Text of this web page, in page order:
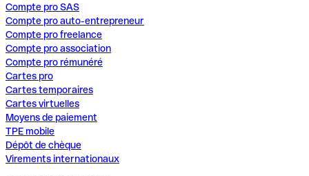
Compte pro SAS
Compte pro auto-entrepreneur
Compte pro freelance
Compte pro association
Compte pro rémunéré
Cartes pro
Cartes temporaires
Cartes virtuelles
Moyens de paiement
TPE mobile
Dépôt de chèque
Virements internationaux